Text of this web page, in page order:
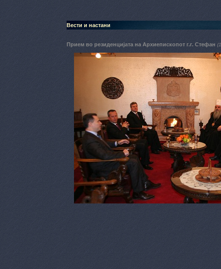
Вести и настани
Прием во резиденцијата на Архиепископот г.г. Стефан